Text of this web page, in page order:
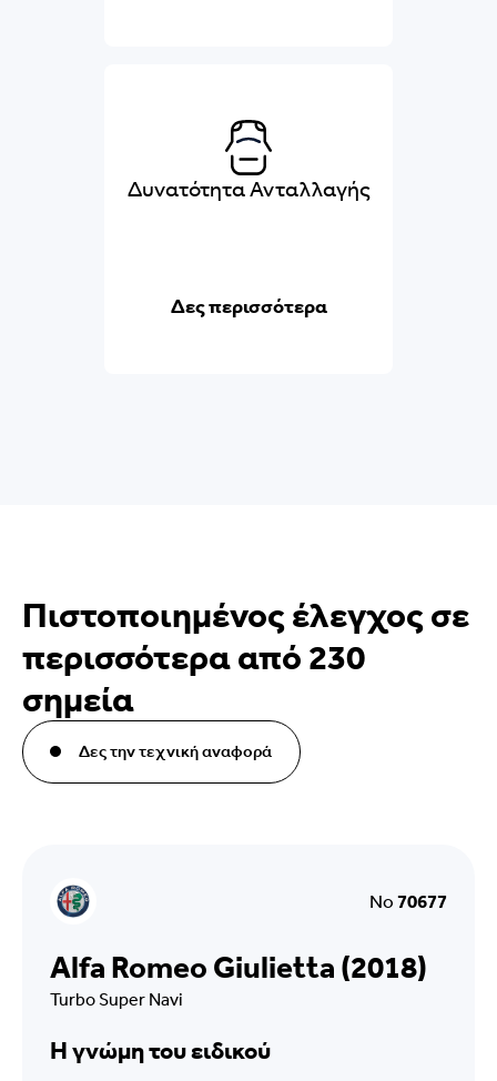
Δυνατότητα Ανταλλαγής
Δες περισσότερα
Πιστοποιημένος έλεγχος σε
περισσότερα από 230
σημεία
Δες την τεχνική αναφορά
No 70677
Alfa Romeo Giulietta (2018)
Turbo Super Navi
Η γνώμη του ειδικού